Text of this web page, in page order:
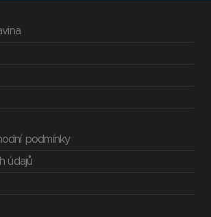
podmínky
údajů